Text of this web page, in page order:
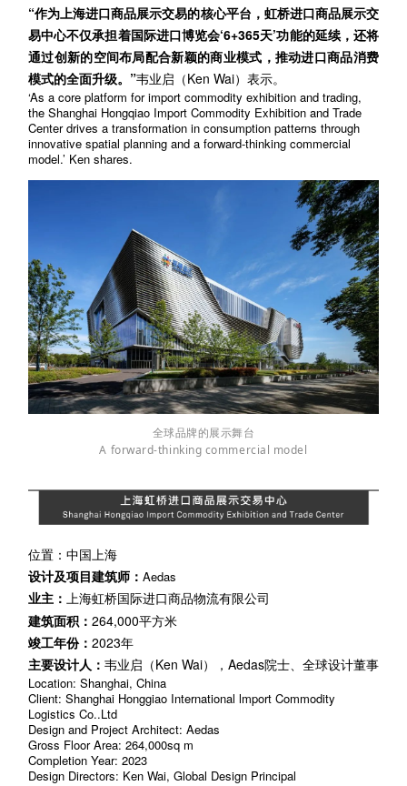
“作为上海进口商品展示交易的核心平台， 虹桥进口商品展示交
易中心不仅承担着国际进口博览会‘6+365天’功能的延续，还将
通过创新的空间布局配合新颖的商业模式，推动进口商品消费
模式的全面升级。”韦业启（Ken Wai）表示。
‘As a core platform for import commodity exhibition and trading,
the Shanghai Hongqiao Import Commodity Exhibition and Trade
Centerdrives a transformation in consumption patterns through
innovative spatial planning and a forward-thinking commercial
model.’ Ken shares.
全球品牌的展示舞台
A forward-thinking commercial model
位置：中国上海
设计及项目建筑师： Aedas
业主： 上海虹桥国际进口商品物流有限公司
建筑面积： 264,000平方米
竣工年份： 2023年
主要设计人： 韦业启（Ken Wai） ， Aedas院士、全球设计董事
Location: Shanghai, China
Client: Shanghai Honggiao International lmport Commodity
Logistics Co..Ltd
Design and Project Architect: Aedas
Gross Floor Area: 264,000sq m
Completion Year: 2023
Design Directors: Ken Wai, Global Design Principal